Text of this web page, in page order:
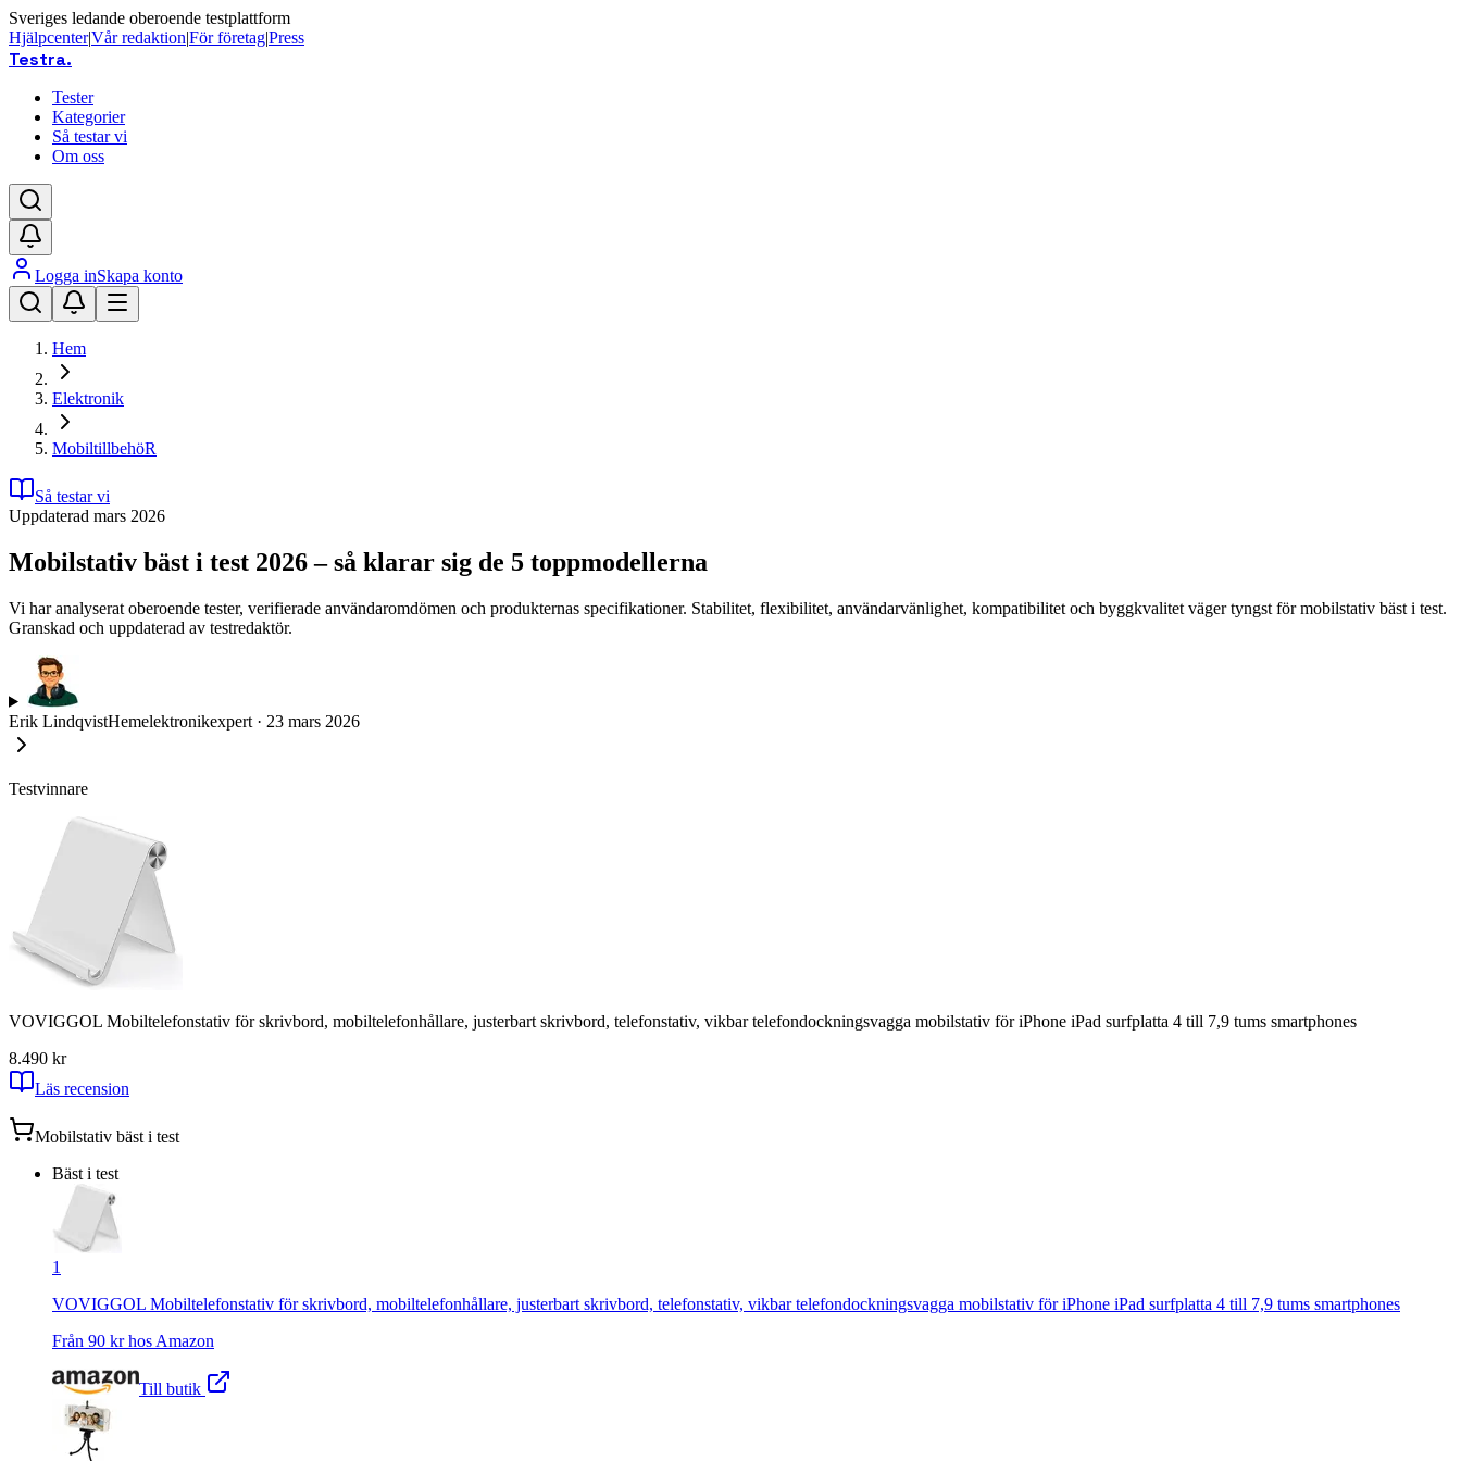
Sveriges ledande oberoende testplattform
Hjälpcenter|Vår redaktion|För företag|Press
Testra.
Tester
Kategorier
Så testar vi
Om oss
Logga inSkapa konto
Hem
Elektronik
MobiltillbehöR
Så testar vi
Uppdaterad mars 2026
Mobilstativ bäst i test 2026 – så klarar sig de 5 toppmodellerna
Vi har analyserat oberoende tester, verifierade användaromdömen och produkternas specifikationer. Stabilitet, flexibilitet, användarvänlighet, kompatibilitet och byggkvalitet väger tyngst för mobilstativ bäst i test.
Granskad och uppdaterad av testredaktör.
Erik LindqvistHemelektronikexpert · 23 mars 2026
Testvinnare
VOVIGGOL Mobiltelefonstativ för skrivbord, mobiltelefonhållare, justerbart skrivbord, telefonstativ, vikbar telefondockningsvagga mobilstativ för iPhone iPad surfplatta 4 till 7,9 tums smartphones
8.490 kr
Läs recension
Mobilstativ bäst i test
Bäst i test
1
VOVIGGOL Mobiltelefonstativ för skrivbord, mobiltelefonhållare, justerbart skrivbord, telefonstativ, vikbar telefondockningsvagga mobilstativ för iPhone iPad surfplatta 4 till 7,9 tums smartphones
Från 90 kr hos Amazon
Till butik